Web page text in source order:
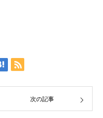
次の記事